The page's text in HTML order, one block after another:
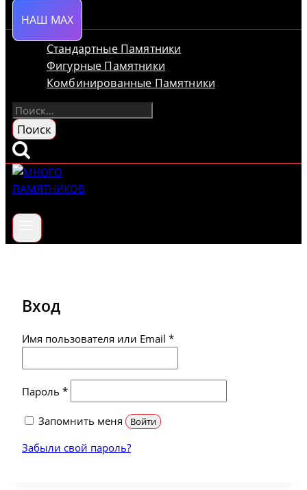
НАШ MAX
Стандартные Памятники
Фигурные Памятники
Комбинированные Памятники
Найти:
Вход
Имя пользователя или Email *Обязательно
Пароль *Обязательно
Запомнить меня Войти
Забыли свой пароль?